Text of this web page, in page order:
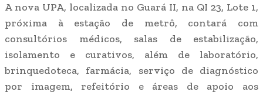
A nova UPA, localizada no Guará II, na QI 23, Lote 1,
próxima à estação de metrô, contará com
consultórios médicos, salas de estabilização,
isolamento e curativos, além de laboratório,
brinquedoteca, farmácia, serviço de diagnóstico
por imagem, refeitório e áreas de apoio aos